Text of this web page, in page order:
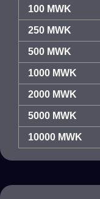
100 MWK
250 MWK
500 MWK
1000 MWK
2000 MWK
5000 MWK
10000 MWK